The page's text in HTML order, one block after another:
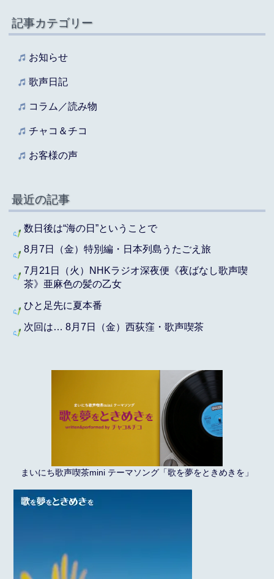
記事カテゴリー
お知らせ
歌声日記
コラム／読み物
チャコ＆チコ
お客様の声
最近の記事
数日後は“海の日”ということで
8月7日（金）特別編・日本列島うたごえ旅
7月21日（火）NHKラジオ深夜便《夜ばなし歌声喫
茶》亜麻色の髪の乙女
ひと足先に夏本番
次回は… 8月7日（金）西荻窪・歌声喫茶
まいにち歌声喫茶mini テーマソング「歌を夢をときめきを」